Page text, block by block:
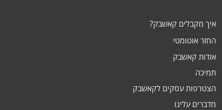
איך מקבלים קאשבק?
החזר אוטומטי
אודות קאשבק
תמיכה
הצטרפות עסקים לקאשבק
מדברים עלינו